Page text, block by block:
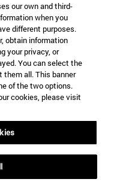
our own and third-
when you
different purposes.
obtain information
your privacy, or
You can select the
them all. This banner
of the two options.
cookies, please visit